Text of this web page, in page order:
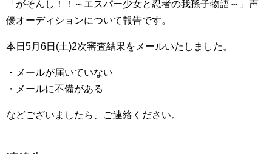
「がそんし！！～エスパー少女と忍者の我孫子物語～」声
優オーディションについて報告です。
本日5月6日(土)2次審査結果をメールいたしました。
・メールが届いていない
・メールに不備がある
などございましたら、ご連絡ください。